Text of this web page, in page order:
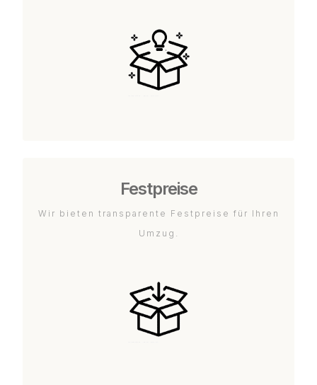
Festpreise
Wir bieten transparente Festpreise für Ihren
Umzug.